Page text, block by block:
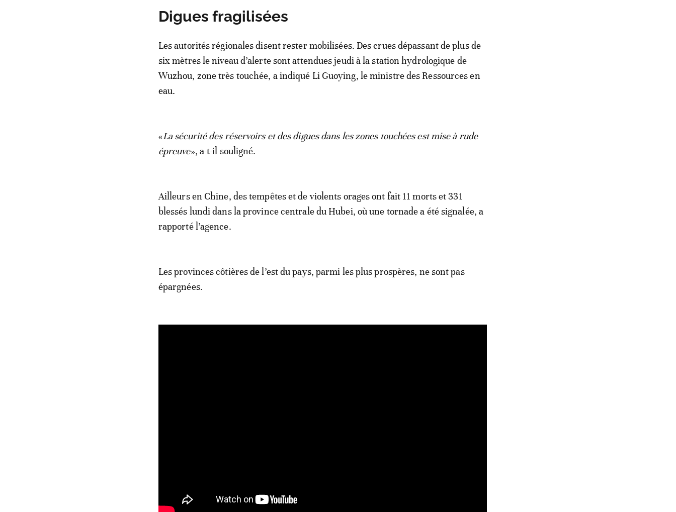
Digues fragilisées
Les autorités régionales disent rester mobilisées. Des crues dépassant de plus de
six mètres le niveau d’alerte sont attendues jeudi à la station hydrologique de
Wuzhou, zone très touchée, a indiqué Li Guoying, le ministre des Ressources en
eau.
«La sécurité des réservoirs et des digues dans les zones touchées est mise à rude
épreuve», a-t-il souligné.
Ailleurs en Chine, des tempêtes et de violents orages ont fait 11 morts et 331
blessés lundi dans la province centrale du Hubei, où une tornade a été signalée, a
rapporté l’agence.
Les provinces côtières de l’est du pays, parmi les plus prospères, ne sont pas
épargnées.